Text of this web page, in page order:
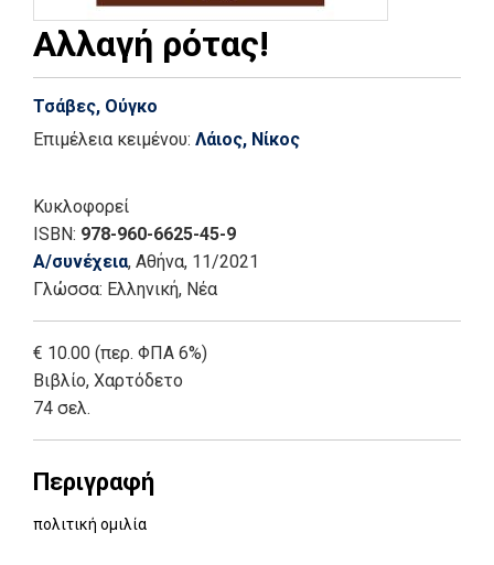
Αλλαγή ρότας!
Τσάβες, Ούγκο
Επιμέλεια κειμένου: Λάιος, Νίκος
Κυκλοφορεί
ISBN: 978-960-6625-45-9
Α/συνέχεια, Αθήνα, 11/2021
Γλώσσα: Ελληνική, Νέα
€ 10.00 (περ. ΦΠΑ 6%)
Βιβλίο, Χαρτόδετο
74 σελ.
Περιγραφή
πολιτική ομιλία